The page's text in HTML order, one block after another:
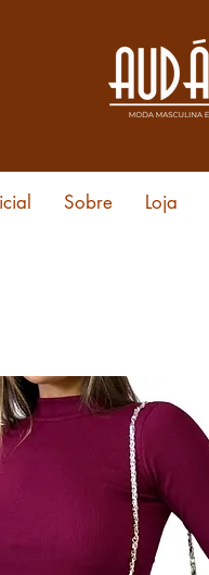
Sobre Loja